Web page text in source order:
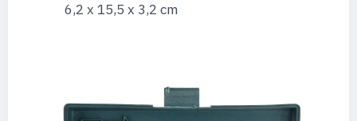
6,2 x 15,5 x 3,2 cm